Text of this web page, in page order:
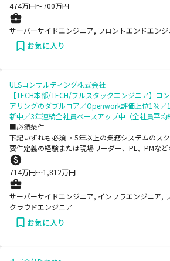
474万円〜700万円
サーバーサイドエンジニア, フロントエンドエンジ
お気に入り
ULSコンサルティング株式会社
【TECH本部/TECH/フルスタックエンジニア】コ
アリングのダブルコア／Openwork評価上位1％
新中／3年連続全社員ベースアップ中（全社員平均
■必須条件
下記いずれも必須 ・5年以上の業務システムのス
要件定義の経験または現場リーダー、PL、PMな
714万円〜1,812万円
サーバーサイドエンジニア, インフラエンジニア,
クラウドエンジニア
お気に入り